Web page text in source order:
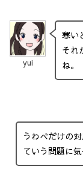
yui
寒い
それ
ね。
うわべだけの
ていう問題に